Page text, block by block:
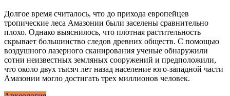
Долгое время считалось, что до прихода европейцев
тропические леса Амазонии были заселены сравнительно
плохо. Однако выяснилось, что плотная растительность
скрывает большинство следов древних обществ. С помощью
воздушного лазерного сканирования ученые обнаружили
сотни неизвестных земляных сооружений и предположили,
что около двух тысяч лет назад население юго-западной части
Амазонии могло достигать трех миллионов человек.